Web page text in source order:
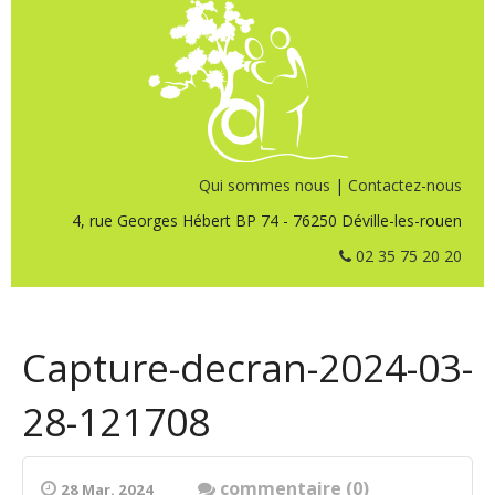
Qui sommes nous | Contactez-nous
4, rue Georges Hébert BP 74 - 76250 Déville-les-rouen
02 35 75 20 20
Capture-decran-2024-03-
28-121708
28 Mar. 2024
commentaire (0)